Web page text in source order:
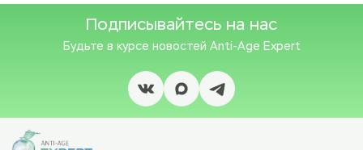
Подписывайтесь на нас
Будьте в курсе новостей Anti-Age Expert